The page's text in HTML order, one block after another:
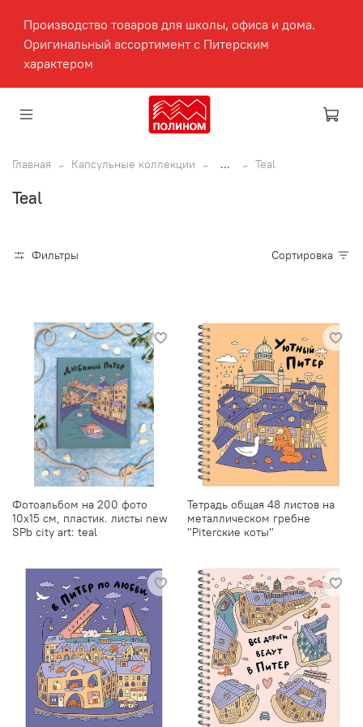
Производство товаров для школы, офиса и дома.
Оригинальный ассортимент с Питерским
характером
Главная Капсульные коллекции ... Teal
Teal
Фильтры Сортировка
Фотоальбом на 200 фото
10х15 см, пластик. листы new
SPb city art: teal
Тетрадь общая 48 листов на
металлическом гребне
"Piterские коты"